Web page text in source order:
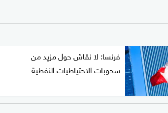
فرنسا: لا نقاش حول مزيد من
سحوبات الاحتياطيات النفطية